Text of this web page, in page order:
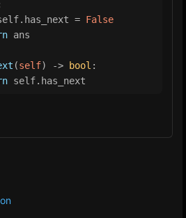
=
False
ans
(self) -> bool :
self.has_next